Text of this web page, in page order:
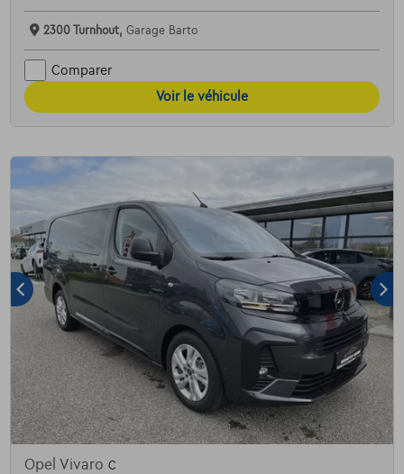
2300 Turnhout, Garage Barto
Comparer
Voir le véhicule
Opel Vivaro C